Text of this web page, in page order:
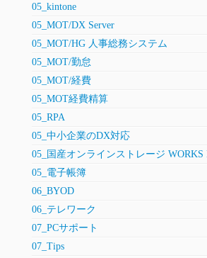
05_kintone
05_MOT/DX Server
05_MOT/HG 人事総務システム
05_MOT/勤怠
05_MOT/経費
05_MOT経費精算
05_RPA
05_中小企業のDX対応
05_国産オンラインストレージ WORKS
05_電子帳簿
06_BYOD
06_テレワーク
07_PCサポート
07_Tips